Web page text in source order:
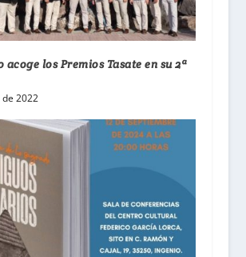
acoge los Premios Tasate en su 2ª
2022